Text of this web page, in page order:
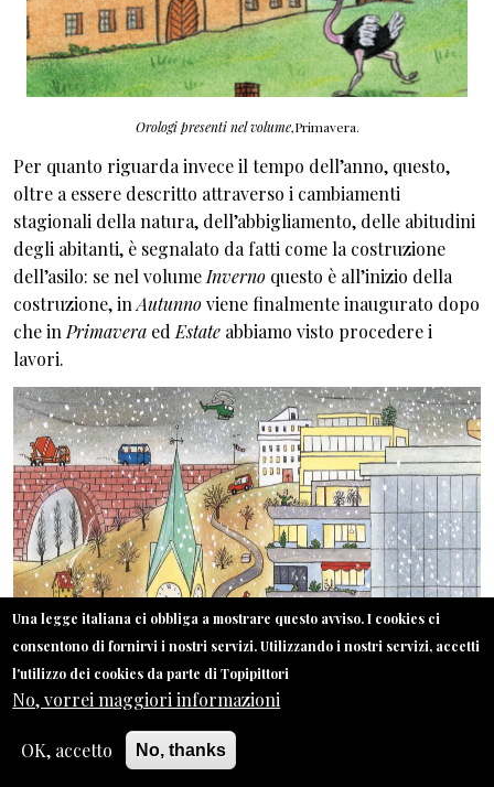
Orologi presenti nel volume,Primavera.
Per quanto riguarda invece il tempo dell’anno, questo,
oltre a essere descritto attraverso i cambiamenti
stagionali della natura, dell’abbigliamento, delle abitudini
degli abitanti, è segnalato da fatti come la costruzione
dell’asilo: se nel volume Inverno questo è all’inizio della
costruzione, in Autunnoviene finalmente inaugurato dopo
che in Primavera ed Estate abbiamo visto procedere i
lavori.
Una legge italiana ci obbliga a mostrare questo avviso. I cookies ci
consentono di fornirvi i nostri servizi. Utilizzando i nostri servizi, accetti
l'utilizzo dei cookies da parte di Topipittori
No, vorrei maggiori informazioni
OK, accetto No, thanks